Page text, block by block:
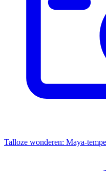
Talloze wonderen: Maya-